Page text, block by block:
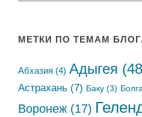
МЕТКИ ПО ТЕМАМ
Абхазия (4) Адыгея
Астрахань (7) Баку (3)
Воронеж (17)